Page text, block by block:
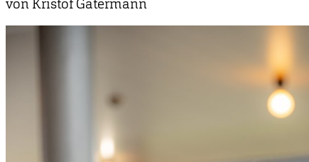
von Kristof Gatermann